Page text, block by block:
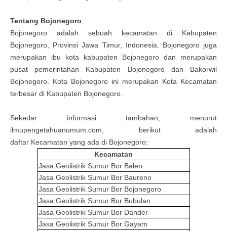
Tentang Bojonegoro
Bojonegoro adalah sebuah kecamatan di Kabupaten
Bojonegoro, Provinsi Jawa Timur, Indonesia. Bojonegoro juga
merupakan ibu kota kabupaten Bojonegoro dan merupakan
pusat pemerintahan Kabupaten Bojonegoro dan Bakorwil
Bojonegoro. Kota Bojonegoro ini merupakan Kota Kecamatan
terbesar di Kabupaten Bojonegoro
Sekedar informasi tambahan, menurut
ilmupengetahuanumum.com, berikut adalah
daftar Kecamatan yang ada di Bojonegoro:
Kecamatan
Jasa Geolistrik Sumur Bor Balen
Jasa Geolistrik Sumur Bor Baureno
Jasa Geolistrik Sumur Bor Bojonegoro
Jasa Geolistrik Sumur Bor Bubulan
Jasa Geolistrik Sumur Bor Dander
Jasa Geolistrik Sumur Bor Gayam